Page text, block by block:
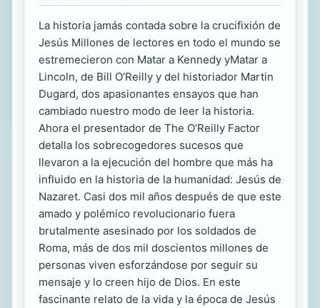
La historia jamás contada sobre la crucifixión de
Jesús Millones de lectores en todo el mundo se
estremecieron con Matar a Kennedy yMatar a
Lincoln, de Bill O’Reilly y del historiador Martin
Dugard, dos apasionantes ensayos que han
cambiado nuestro modo de leer la historia.
Ahora el presentador de The O’Reilly Factor
detalla los sobrecogedores sucesos que
llevaron a la ejecución del hombre que más ha
influido en la historia de la humanidad: Jesús de
Nazaret. Casi dos mil años después de que este
amado y polémico revolucionario fuera
brutalmente asesinado por los soldados de
Roma, más de dos mil doscientos millones de
personas viven esforzándose por seguir su
mensaje y lo creen hijo de Dios. En este
fascinante relato de la vida y la época de Jesús